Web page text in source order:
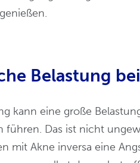
Belastung
kann eine große
führen. Das ist nicht
mit Akne inversa eine